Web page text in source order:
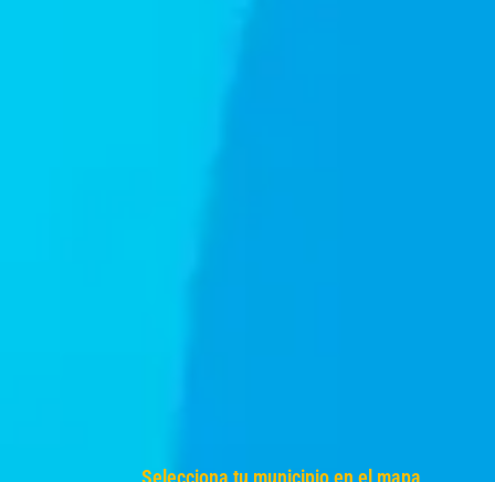
Selecciona tu municipio en el mapa